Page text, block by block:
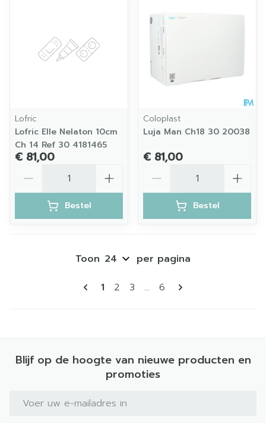
Lofric
Lofric Elle Nelaton 10cm
Ch 14 Ref 30 4181465
€ 81,00
Bestel
Coloplast
Luja Man Ch18 30 20038
€ 81,00
Bestel
Pagina's
U lees momenteel pagina
1 Pagina
2 Pagina
3 ... Pagina
6
Toon per pagina
Blijf op de hoogte van nieuwe producten en
promoties
E-mail adres